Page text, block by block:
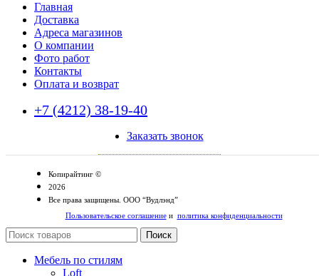
Главная
Доставка
Адреса магазинов
О компании
Фото работ
Контакты
Оплата и возврат
+7 (4212) 38-19-40
Заказать звонок
Копирайтинг ©
2026
Все права защищены. ООО “Вудлэнд”
Пользовательское соглашениеи политика конфиденциальности
Поиск
Мебель по стилям
Loft